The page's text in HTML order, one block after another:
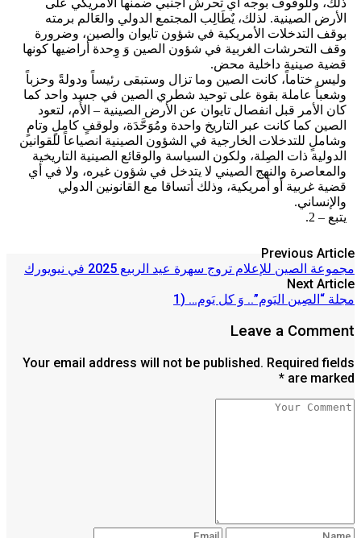
ذلك، وللوقوف بوجه أي تحرش أجنبي ضمنها الأمريكي على
الأرض الصينية. لذلك، يٌطَالِب المجتمع الدولي والعَالم برمته
بوقف التدخلات الأمريكية في شؤون تايوان والصين، وضرورة
وقف التحرشات الغربية في شؤون الصين وَ وِحدة أراضيها كونها
قضية صينية داخلية محض.
وليس ختاماً، كانت الصين وما تزال وستبقى رئيساً ودولةً وحزباً
وشعباً عاملة بقوة على توحيد شطري الصين في جسد واحد كما
كان الأمر قبل انفصال تايوان عن الأرض الصينية – الأُم، لتعود
الصين كما كانت عبر التاريخ واحدة ومُوَحَّدَة، ولوقفٍ كاملٍ وتامٍ
وشاملٍ للتدخلات الخارجية في الشؤون الصينية انصياعاً للقوانين
الدولية ذات الصِلة، ولكون السياسة والوقائع الصينية التاريخية
والمعاصرة والنهج الصيني لا يتدخل في شؤون غيره، ولا في أي
قضية غربية أو أمريكية، وذلك أتساقا مع القانونين الدولي
والإنساني.
يتبع – 2.
Previous Article
مجموعة الصين للإعلام تروج سهرة عيد الربيع 2025 في نيويورك
Next Article
مجلة “الصِين اليَوم”.. وَ كل يَوم… (1
Leave a Comment
Your email address will not be published. Required fields
are marked *